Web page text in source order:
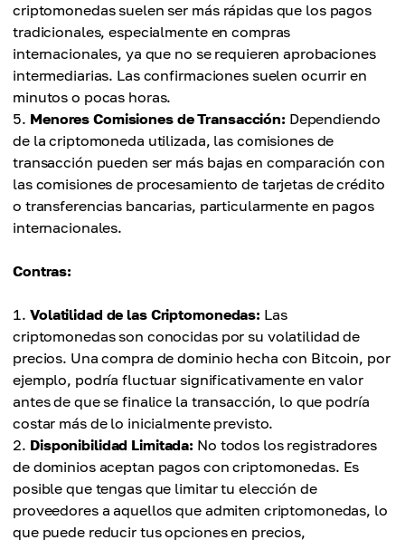
criptomonedas suelen ser más rápidas que los pagos
tradicionales, especialmente en compras
internacionales, ya que no se requieren aprobaciones
intermediarias. Las confirmaciones suelen ocurrir en
minutos o pocas horas.
Menores Comisiones de Transacción: Dependiendo
de la criptomoneda utilizada, las comisiones de
transacción pueden ser más bajas en comparación con
las comisiones de procesamiento de tarjetas de crédito
o transferencias bancarias, particularmente en pagos
internacionales.
Contras:
Volatilidad de las Criptomonedas: Las
criptomonedas son conocidas por su volatilidad de
precios. Una compra de dominio hecha con Bitcoin, por
ejemplo, podría fluctuar significativamente en valor
antes de que se finalice la transacción, lo que podría
costar más de lo inicialmente previsto.
Disponibilidad Limitada: No todos los registradores
de dominios aceptan pagos con criptomonedas. Es
posible que tengas que limitar tu elección de
proveedores a aquellos que admiten criptomonedas, lo
que puede reducir tus opciones en precios,